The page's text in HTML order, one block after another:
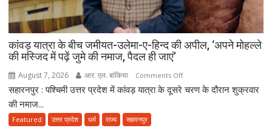
उतरे
एसएसपी
अभिनंदन;
बोले-
से
ऊंचे
कांवड़ यात्रा के बीच जमीयत-उलेमा-ए-हिन्द की अपील, ‘अपने मोहल्ले
की मस्जिद में पढ़ें जुमे की नमाज, पैदल ही जाएं’
August 7, 2026 आर. एल. बांकिया Comments Offon
कांवड़
सहारनपुर : पश्चिमी उत्तर प्रदेश में कांवड़ यात्रा के दूसरे चरण के दौरान शुक्रवार
की नमाज...
Featured उत्तर प्रदेश धर्म राज्य सहारनपुर